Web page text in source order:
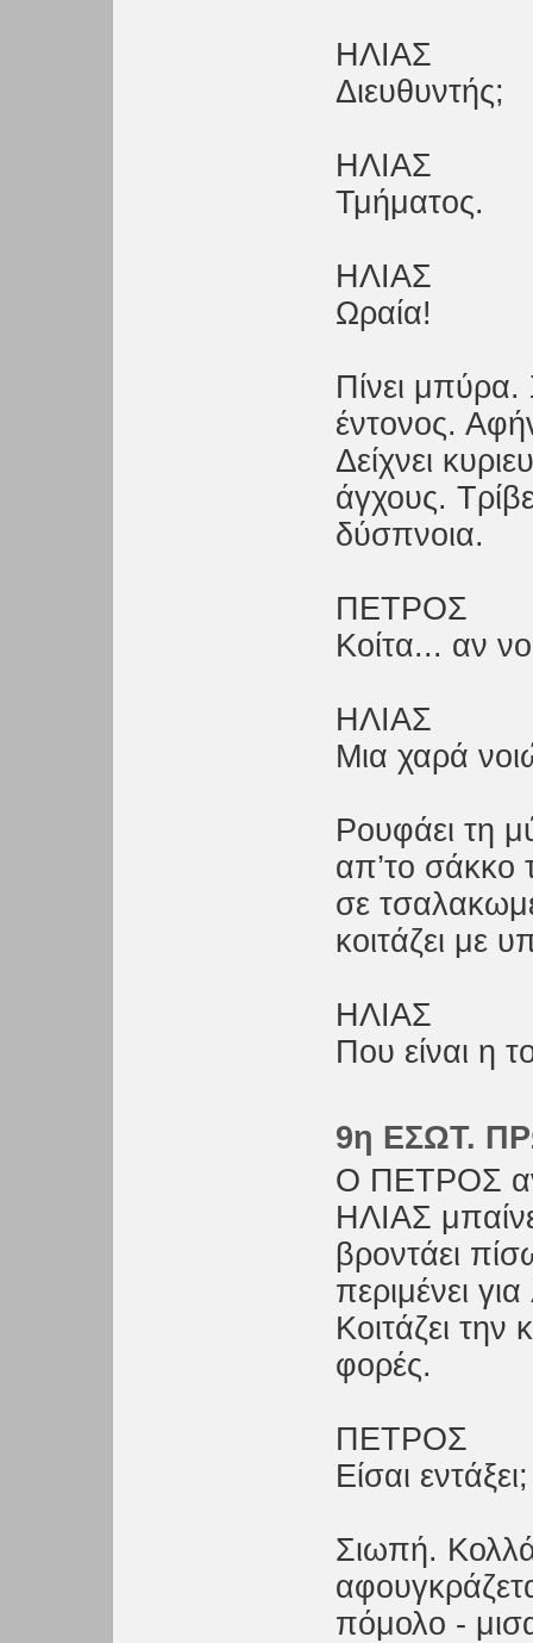
ΗΛΙΑΣ
Διευθυντής;
ΗΛΙΑΣ
Τμήματος.
ΗΛΙΑΣ
Ωραία!
Πίνει
έντονος.
Δείχνει
άγχους.
δύσπνοια.
ΠΕΤΡΟΣ
Κοίτα... αν
ΗΛΙΑΣ
Μια χαρά
Ρουφάει τη
απ’το σάκκο
σε
κοιτάζει με
ΗΛΙΑΣ
Που είναι η
9η ΕΣΩΤ.
Ο ΠΕΤΡΟΣ
ΗΛΙΑΣ
βροντάει
περιμένει
Κοιτάζει
φορές.
ΠΕΤΡΟΣ
Είσαι εντάξει;
Σιωπή.
πόμολο -